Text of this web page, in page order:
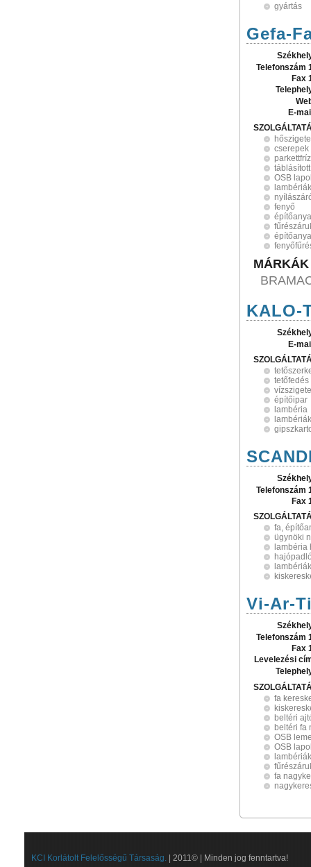
gyártás
Gefa-
Telefonszám
Fax
E-
cserepek
parkettfríz
OSB
lambériák
fenyő
MÁRKÁK
KALO-
E-
tetőfedés
építőipar
lambéria
lambériák
Telefonszám
Fax
fa,
ügynöki
lambéria
lambériák
Vi-Ar-
Telefonszám
Fax
Levelezési
fa
beltéri
beltéri fa
OSB
OSB
lambériák
fa
KCI Korlátolt Felelősségű Társaság. | 2011© | Minden jog fenntartva!